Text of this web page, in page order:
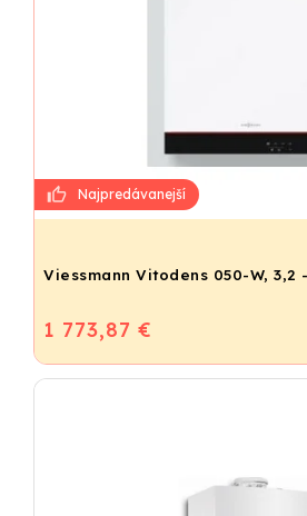
Viessmann Vitodens 050-W, 3,2
1 773,87 €